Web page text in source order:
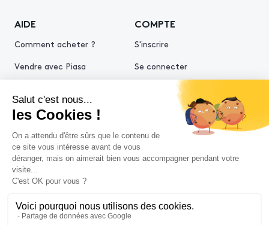
AIDE
Comment acheter ?
Vendre avec Piasa
COMPTE
S'inscrire
Se connecter
Politiques de confidentialitéPolitique cookies
Conditions générales d'utilisation